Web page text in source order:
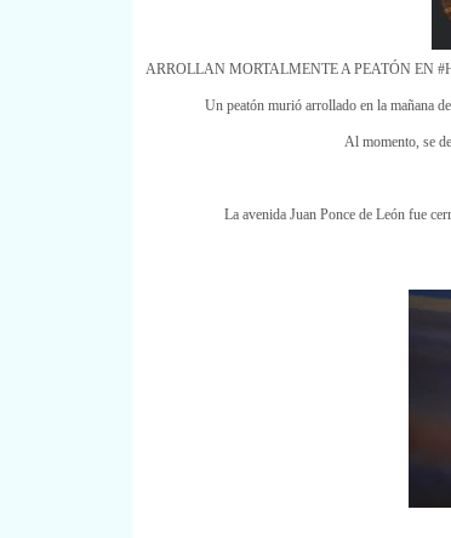
ARROLLAN MORTALMENTE A PEATÓN EN
Un peatón murió arrollado en la mañana
Al momento, se
La avenida Juan Ponce de León fue